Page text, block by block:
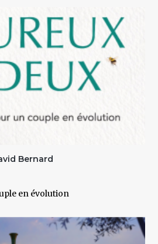
Bernard
en évolution